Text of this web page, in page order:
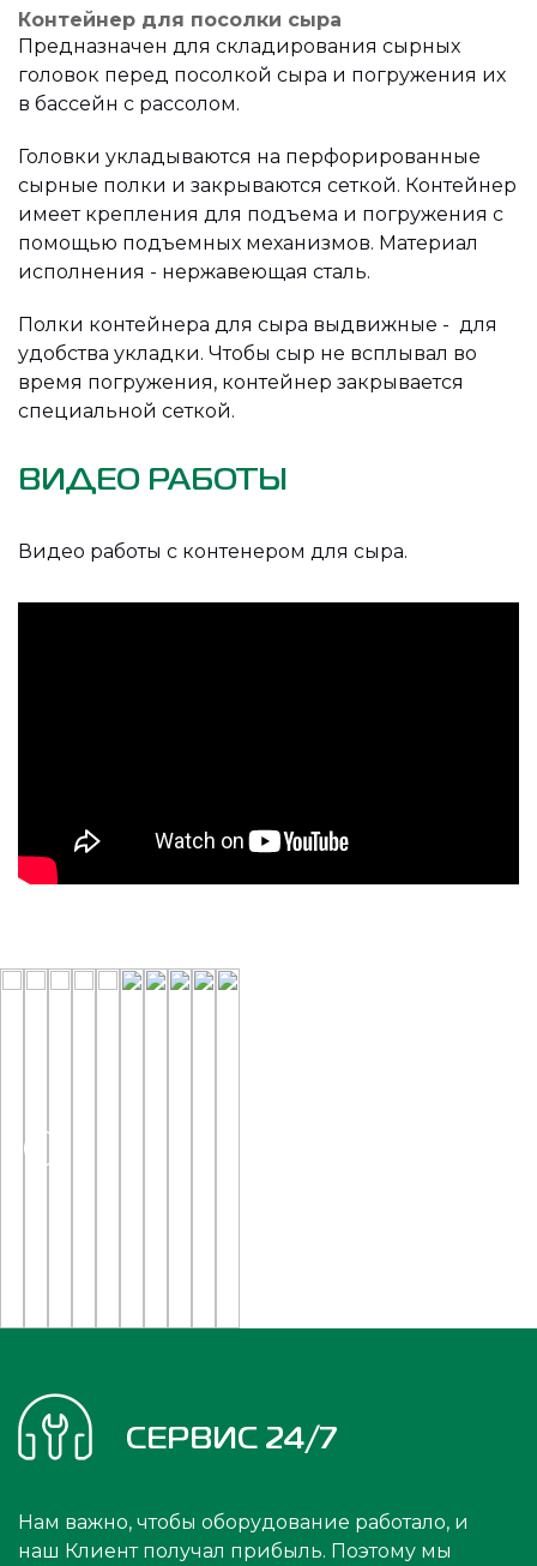
Контейнер для посолки сыра
Предназначен для складирования сырных
головок перед посолкой сыра и погружения их
в бассейн с рассолом.
Головки укладываются на перфорированные
сырные полки и закрываются сеткой. Контейнер
имеет крепления для подъема и погружения с
помощью подъемных механизмов. Материал
исполнения - нержавеющая сталь.
Полки контейнера для сыра выдвижные - для
удобства укладки. Чтобы сыр не всплывал во
время погружения, контейнер закрывается
специальной сеткой.
ВИДЕО РАБОТЫ
Видео работы с контенером для сыра.
СЕРВИС 24/7
Нам важно, чтобы оборудование работало, и
наш Клиент получал прибыль. Поэтому мы